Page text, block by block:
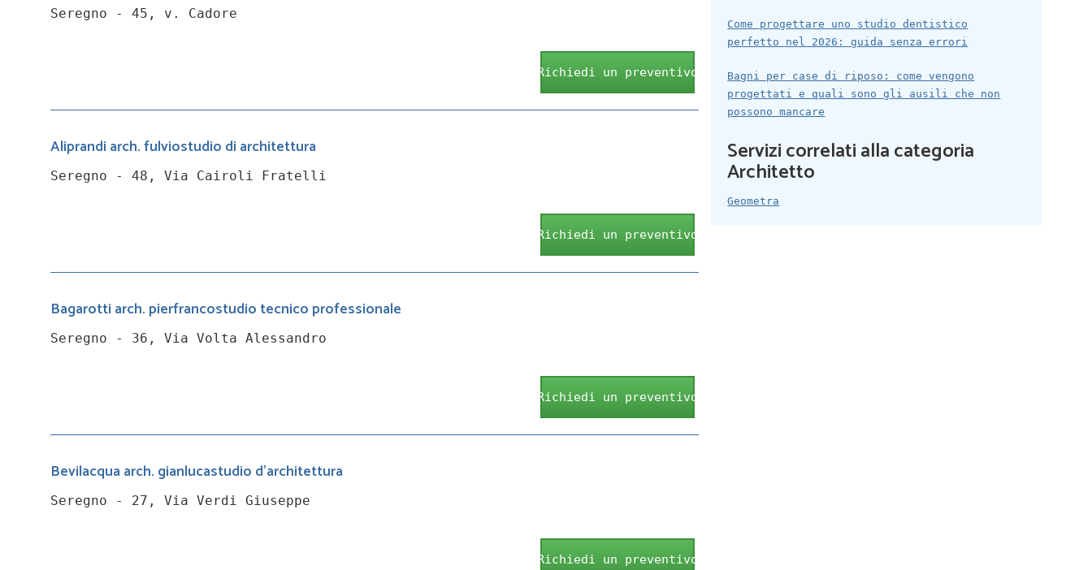
Seregno - 45, v. Cadore
Richiedi un preventivo
Aliprandi arch. fulviostudio di architettura
Seregno - 48, Via Cairoli Fratelli
Richiedi un preventivo
Bagarotti arch. pierfrancostudio tecnico professionale
Seregno - 36, Via Volta Alessandro
Richiedi un preventivo
Bevilacqua arch. gianlucastudio d'architettura
Seregno - 27, Via Verdi Giuseppe
Richiedi un preventivo
Come progettare uno studio dentistico
perfetto nel 2026: guida senza errori
Bagni per case di riposo: come vengono
progettati e quali sono gli ausili che non
possono mancare
Servizi correlati alla categoria
Architetto
Geometra